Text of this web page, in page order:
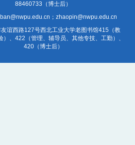
88460733（博士后）
；zhaopin@nwpu.edu.cn
谊西路127号西北工业大学老图书馆415（教
）、422（管理、辅导员、其他专技、工勤）、
420（博士后）